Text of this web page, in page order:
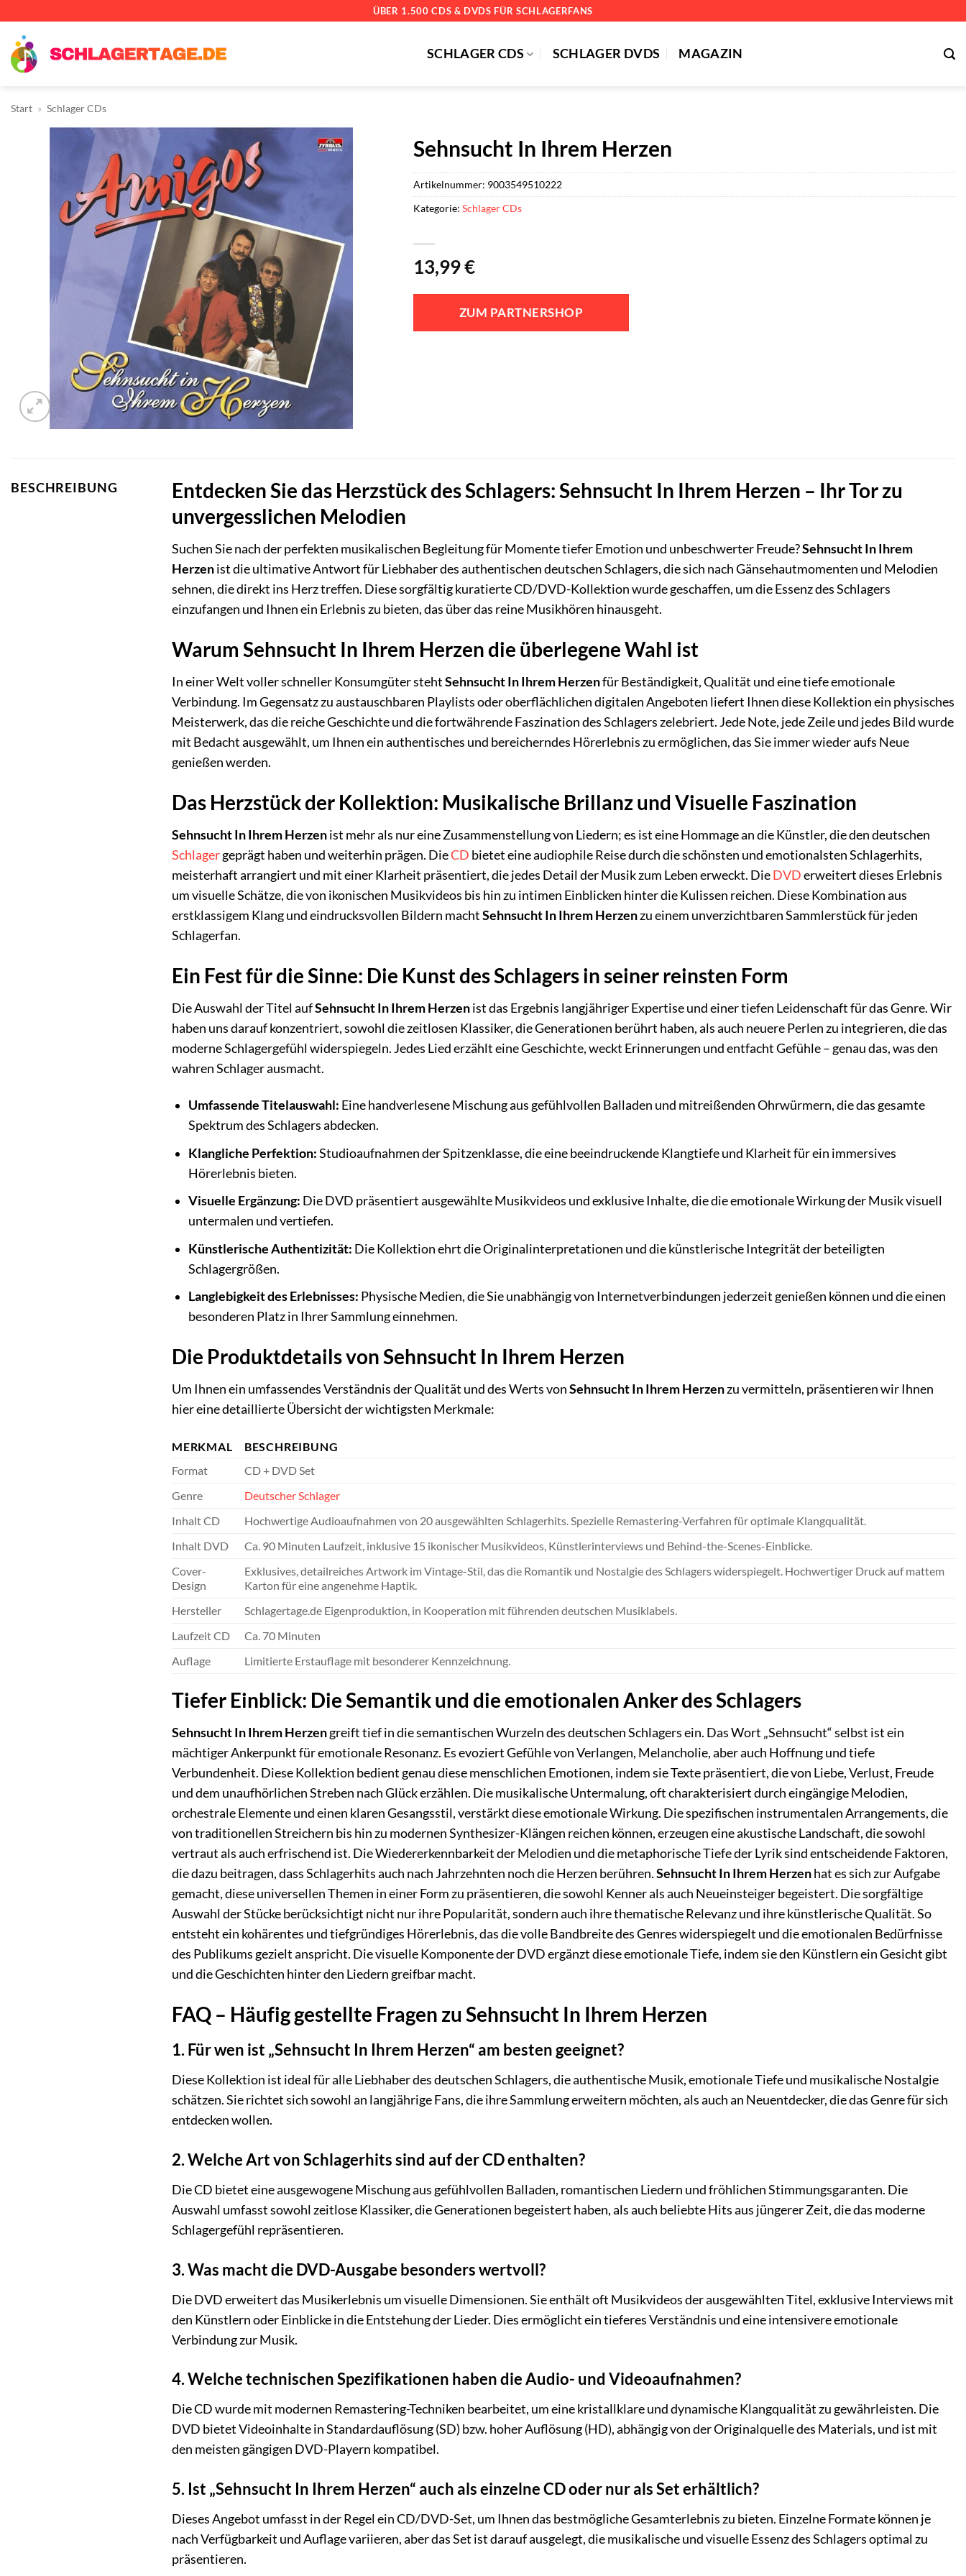
springen
ÜBER 1.500 CDS & DVDS FÜR SCHLAGERFANS
SCHLAGER CDS SCHLAGER DVDS MAGAZIN
Start » Schlager CDs
Sehnsucht In Ihrem Herzen
13,99€
ZUM PARTNERSHOP
Artikelnummer: 9003549510222
Kategorie: Schlager CDs
BESCHREIBUNG
Entdecken Sie das Herzstück des Schlagers: Sehnsucht In Ihrem Herzen – Ihr Tor zu
unvergesslichen Melodien
Suchen Sie nach der perfekten musikalischen Begleitung für Momente tiefer Emotion und unbeschwerter Freude?Sehnsucht In Ihrem
Herzenist die ultimative Antwort für Liebhaber des authentischen deutschen Schlagers, die sich nach Gänsehautmomenten und Melodien
sehnen, die direkt ins Herz treffen. Diese sorgfältig kuratierte CD/DVD-Kollektion wurde geschaffen, um die Essenz des Schlagers
einzufangen und Ihnen ein Erlebnis zu bieten, das über das reine Musikhören hinausgeht.
Warum Sehnsucht In Ihrem Herzen die überlegene Wahl ist
In einer Welt voller schneller Konsumgüter stehtSehnsucht In Ihrem Herzenfür Beständigkeit, Qualität und eine tiefe emotionale
Verbindung. Im Gegensatz zu austauschbaren Playlists oder oberflächlichen digitalen Angeboten liefert Ihnen diese Kollektion ein physisches
Meisterwerk, das die reiche Geschichte und die fortwährende Faszination des Schlagers zelebriert. Jede Note, jede Zeile und jedes Bild wurde
mit Bedacht ausgewählt, um Ihnen ein authentisches und bereicherndes Hörerlebnis zu ermöglichen, das Sie immer wieder aufs Neue
genießen werden.
Das Herzstück der Kollektion: Musikalische Brillanz und Visuelle Faszination
Sehnsucht In Ihrem Herzenist mehr als nur eine Zusammenstellung von Liedern; es ist eine Hommage an die Künstler, die den deutschen
Schlagergeprägt haben und weiterhin prägen. DieCD bietet eine audiophile Reise durch die schönsten und emotionalsten Schlagerhits,
meisterhaft arrangiert und mit einer Klarheit präsentiert, die jedes Detail der Musik zum Leben erweckt. DieDVDerweitert dieses Erlebnis
um visuelle Schätze, die von ikonischen Musikvideos bis hin zu intimen Einblicken hinter die Kulissen reichen. Diese Kombination aus
erstklassigem Klang und eindrucksvollen Bildern machtSehnsucht In Ihrem Herzenzu einem unverzichtbaren Sammlerstück für jeden
Schlagerfan.
Ein Fest für die Sinne: Die Kunst des Schlagers in seiner reinsten Form
Die Auswahl der Titel aufSehnsucht In Ihrem Herzenist das Ergebnis langjähriger Expertise und einer tiefen Leidenschaft für das Genre. Wir
haben uns darauf konzentriert, sowohl die zeitlosen Klassiker, die Generationen berührt haben, als auch neuere Perlen zu integrieren, die das
moderne Schlagergefühl widerspiegeln. Jedes Lied erzählt eine Geschichte, weckt Erinnerungen und entfacht Gefühle – genau das, was den
wahren Schlager ausmacht.
Umfassende Titelauswahl: Eine handverlesene Mischung aus gefühlvollen Balladen und mitreißenden Ohrwürmern, die das gesamte
Spektrum des Schlagers abdecken.
Klangliche Perfektion:Studioaufnahmen der Spitzenklasse, die eine beeindruckende Klangtiefe und Klarheit für ein immersives
Hörerlebnis bieten.
Visuelle Ergänzung: Die DVD präsentiert ausgewählte Musikvideos und exklusive Inhalte, die die emotionale Wirkung der Musik visuell
untermalen und vertiefen.
Künstlerische Authentizität: Die Kollektion ehrt die Originalinterpretationen und die künstlerische Integrität der beteiligten
Schlagergrößen.
Langlebigkeit des Erlebnisses: Physische Medien, die Sie unabhängig von Internetverbindungen jederzeit genießen können und die einen
besonderen Platz in Ihrer Sammlung einnehmen.
Die Produktdetails von Sehnsucht In Ihrem Herzen
Um Ihnen ein umfassendes Verständnis der Qualität und des Werts vonSehnsucht In Ihrem Herzenzu vermitteln, präsentieren wir Ihnen
hier eine detaillierte Übersicht der wichtigsten Merkmale:
MERKMAL
BESCHREIBUNG
Format
CD + DVD Set
Genre
Deutscher Schlager
Inhalt CD
Hochwertige Audioaufnahmen von 20 ausgewählten Schlagerhits. Spezielle Remastering-Verfahren für optimale Klangqualität.
Inhalt DVD
Ca. 90 Minuten Laufzeit, inklusive 15 ikonischer Musikvideos, Künstlerinterviews und Behind-the-Scenes-Einblicke.
Cover-
Design
Exklusives, detailreiches Artwork im Vintage-Stil, das die Romantik und Nostalgie des Schlagers widerspiegelt. Hochwertiger Druck auf mattem
Karton für eine angenehme Haptik.
Hersteller
Schlagertage.de Eigenproduktion, in Kooperation mit führenden deutschen Musiklabels.
Laufzeit CD
Ca. 70 Minuten
Auflage
Limitierte Erstauflage mit besonderer Kennzeichnung.
Tiefer Einblick: Die Semantik und die emotionalen Anker des Schlagers
Sehnsucht In Ihrem Herzengreift tief in die semantischen Wurzeln des deutschen Schlagers ein. Das Wort „Sehnsucht“ selbst ist ein
mächtiger Ankerpunkt für emotionale Resonanz. Es evoziert Gefühle von Verlangen, Melancholie, aber auch Hoffnung und tiefe
Verbundenheit. Diese Kollektion bedient genau diese menschlichen Emotionen, indem sie Texte präsentiert, die von Liebe, Verlust, Freude
und dem unaufhörlichen Streben nach Glück erzählen. Die musikalische Untermalung, oft charakterisiert durch eingängige Melodien,
orchestrale Elemente und einen klaren Gesangsstil, verstärkt diese emotionale Wirkung. Die spezifischen instrumentalen Arrangements, die
von traditionellen Streichern bis hin zu modernen Synthesizer-Klängen reichen können, erzeugen eine akustische Landschaft, die sowohl
vertraut als auch erfrischend ist. Die Wiedererkennbarkeit der Melodien und die metaphorische Tiefe der Lyrik sind entscheidende Faktoren,
die dazu beitragen, dass Schlagerhits auch nach Jahrzehnten noch die Herzen berühren.Sehnsucht In Ihrem Herzenhat es sich zur Aufgabe
gemacht, diese universellen Themen in einer Form zu präsentieren, die sowohl Kenner als auch Neueinsteiger begeistert. Die sorgfältige
Auswahl der Stücke berücksichtigt nicht nur ihre Popularität, sondern auch ihre thematische Relevanz und ihre künstlerische Qualität. So
entsteht ein kohärentes und tiefgründiges Hörerlebnis, das die volle Bandbreite des Genres widerspiegelt und die emotionalen Bedürfnisse
des Publikums gezielt anspricht. Die visuelle Komponente der DVD ergänzt diese emotionale Tiefe, indem sie den Künstlern ein Gesicht gibt
und die Geschichten hinter den Liedern greifbar macht.
FAQ – Häufig gestellte Fragen zu Sehnsucht In Ihrem Herzen
1. Für wen ist „Sehnsucht In Ihrem Herzen“ am besten geeignet?
Diese Kollektion ist ideal für alle Liebhaber des deutschen Schlagers, die authentische Musik, emotionale Tiefe und musikalische Nostalgie
schätzen. Sie richtet sich sowohl an langjährige Fans, die ihre Sammlung erweitern möchten, als auch an Neuentdecker, die das Genre für sich
entdecken wollen.
2. Welche Art von Schlagerhits sind auf der CD enthalten?
Die CD bietet eine ausgewogene Mischung aus gefühlvollen Balladen, romantischen Liedern und fröhlichen Stimmungsgaranten. Die
Auswahl umfasst sowohl zeitlose Klassiker, die Generationen begeistert haben, als auch beliebte Hits aus jüngerer Zeit, die das moderne
Schlagergefühl repräsentieren.
3. Was macht die DVD-Ausgabe besonders wertvoll?
Die DVD erweitert das Musikerlebnis um visuelle Dimensionen. Sie enthält oft Musikvideos der ausgewählten Titel, exklusive Interviews mit
den Künstlern oder Einblicke in die Entstehung der Lieder. Dies ermöglicht ein tieferes Verständnis und eine intensivere emotionale
Verbindung zur Musik.
4. Welche technischen Spezifikationen haben die Audio- und Videoaufnahmen?
Die CD wurde mit modernen Remastering-Techniken bearbeitet, um eine kristallklare und dynamische Klangqualität zu gewährleisten. Die
DVD bietet Videoinhalte in Standardauflösung (SD) bzw. hoher Auflösung (HD), abhängig von der Originalquelle des Materials, und ist mit
den meisten gängigen DVD-Playern kompatibel.
5. Ist „Sehnsucht In Ihrem Herzen“ auch als einzelne CD oder nur als Set erhältlich?
Dieses Angebot umfasst in der Regel ein CD/DVD-Set, um Ihnen das bestmögliche Gesamterlebnis zu bieten. Einzelne Formate können je
nach Verfügbarkeit und Auflage variieren, aber das Set ist darauf ausgelegt, die musikalische und visuelle Essenz des Schlagers optimal zu
präsentieren.